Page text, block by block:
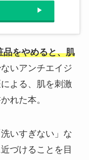
品をやめると、肌
いアンチエイジ
よる、肌を刺激
れた本。
いすぎない」な
づけることを目